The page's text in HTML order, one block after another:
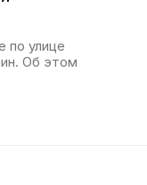
по улице
Об этом